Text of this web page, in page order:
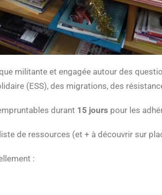
militante et engagée autour des
(ESS), des migrations, des
durant 15 jours pour les
de ressources (et + à découvrir sur
: